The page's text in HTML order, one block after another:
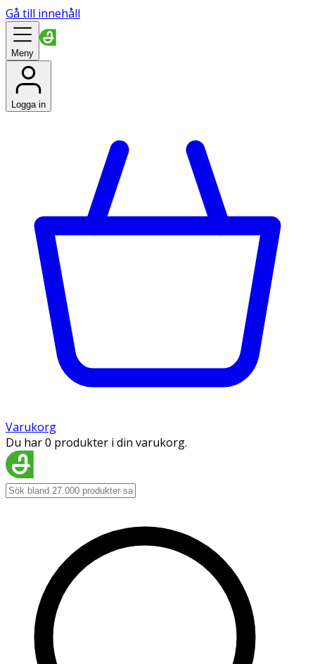
Gå till innehåll
Meny
Logga in
Varukorg
Du har 0 produkter i din varukorg.